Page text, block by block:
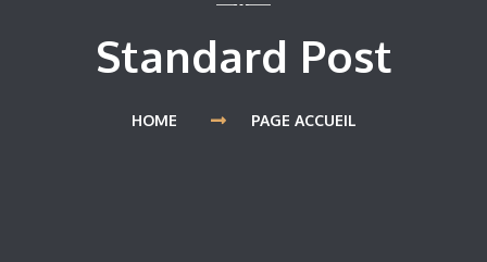
Standard Post
HOME PAGE ACCUEIL